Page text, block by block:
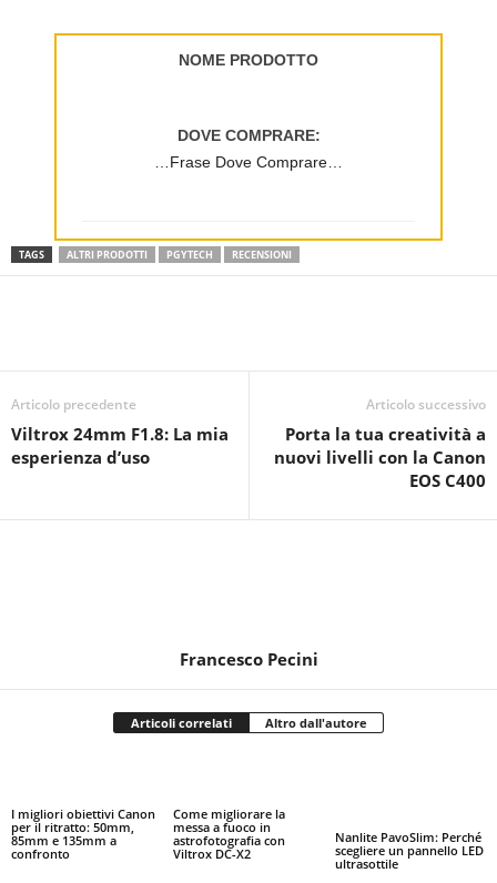
NOME PRODOTTO
DOVE COMPRARE:
…Frase Dove Comprare…
TAGS ALTRI PRODOTTI PGYTECH RECENSIONI
Articolo precedente
Viltrox 24mm F1.8: La mia
esperienza d’uso
Articolo successivo
Porta la tua creatività a
nuovi livelli con la Canon
EOS C400
Francesco Pecini
Articoli correlati Altro dall'autore
I migliori obiettivi Canon
per il ritratto: 50mm,
85mm e 135mm a
confronto
Come migliorare la
messa a fuoco in
astrofotografia con
Viltrox DC-X2
Nanlite PavoSlim: Perché
scegliere un pannello LED
ultrasottile